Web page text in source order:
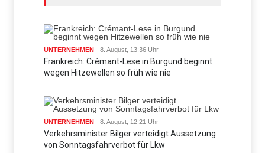
UNTERNEHMEN 8. August, 13:36 Uhr
Frankreich: Crémant-Lese in Burgund beginnt
wegen Hitzewellen so früh wie nie
UNTERNEHMEN 8. August, 12:21 Uhr
Verkehrsminister Bilger verteidigt Aussetzung
von Sonntagsfahrverbot für Lkw